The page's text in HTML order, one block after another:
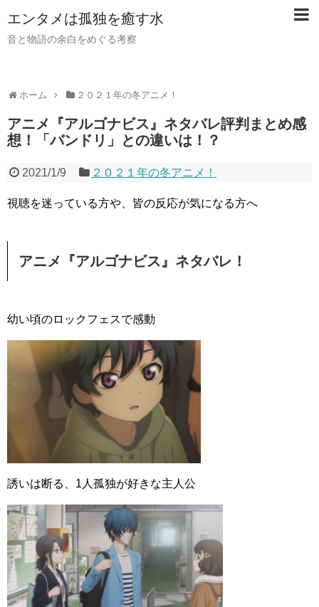
【PR】当サイトではアフィリエイト広告（PR）を利用し
ています。記事内ではアフィリエイトプログラムを利用し
て商品・サービスを紹介しています。
エンタメは孤独を癒す水
音と物語の余白をめぐる考察
ホーム ２０２１年の冬アニメ！
アニメ『アルゴナビス』ネタバレ評判まとめ感
想！「バンドリ」との違いは！？
2021/1/9 ２０２１年の冬アニメ！
視聴を迷っている方や、皆の反応が気になる方へ
アニメ『アルゴナビス』ネタバレ！
幼い頃のロックフェスで感動
誘いは断る、1人孤独が好きな主人公